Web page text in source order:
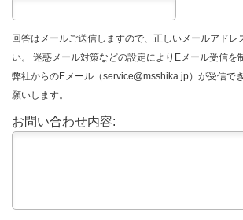
回答はメールご送信しますので、正しいメールアドレ
い。 迷惑メール対策などの設定によりEメール受信を
弊社からのEメール（service@msshika.jp）が受信で
願いします。
お問い合わせ内容: